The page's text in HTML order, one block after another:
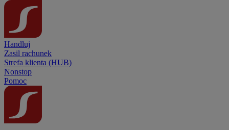
Handluj
Zasil rachunek
Strefa klienta (HUB)
Nonstop
Pomoc